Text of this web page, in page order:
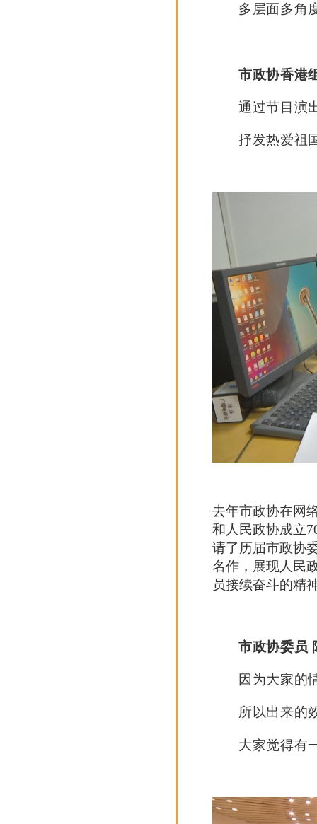
多层面多角
市政协香港
通过节目演
抒发热爱祖
去年市政协在网
和人民政协成立
请了历届市政协
名作，展现人民
员接续奋斗的精
市政协委员
因为大家的
所以出来的
大家觉得有